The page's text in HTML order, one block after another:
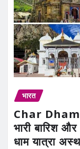
भारत
Char
भारी बारिश
धाम यात्रा